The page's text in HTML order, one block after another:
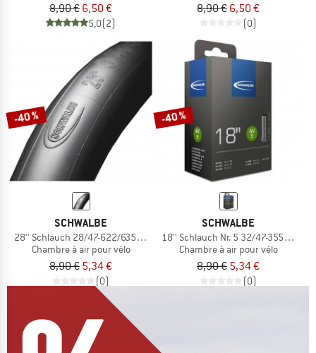
8,90 € 6,50 €
5,0(2)
8,90 € 6,50 €
(0)
-40 %
SCHWALBE
28'' Schlauch 28/47-622/635 DV 17
Chambre à air pour vélo
8,90 € 5,34 €
(0)
-40 %
SCHWALBE
18'' Schlauch Nr. 5 32/47-355/400
Chambre à air pour vélo
8,90 € 5,34 €
(0)